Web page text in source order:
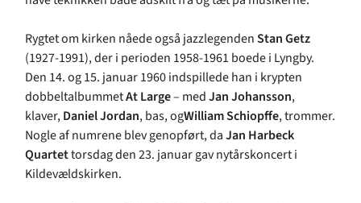
Rygtet om kirken nåede også jazzlegendenStan Getz
(1927-1991), der i perioden 1958-1961 boede i Lyngby.
Den 14. og 15. januar 1960 indspillede han i krypten
dobbeltalbummetAt Large– medJan Johansson,
klaver,Daniel Jordan, bas, ogWilliam Schiopffe, trommer.
Nogle af numrene blev genopført, daJan Harbeck
Quartettorsdag den 23. januar gav nytårskoncert i
Kildevældskirken.